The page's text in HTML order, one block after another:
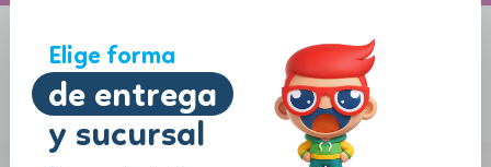
Elige forma
de entrega
y sucursal